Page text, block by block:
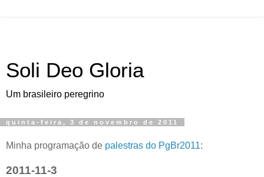
Soli Deo Gloria
Um brasileiro peregrino
quinta-feira, 3 de novembro de 2011
Minha programação de palestras do PgBr2011:
2011-11-3